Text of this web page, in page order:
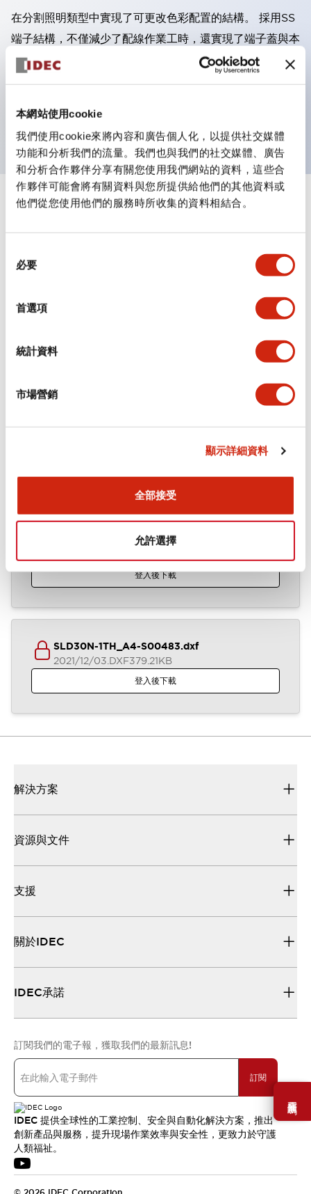
本網站使用cookie
我們使用cookie來將內容和廣告個人化，以提供社交媒體
功能和分析我們的流量。我們也與我們的社交媒體、廣告
和分析合作夥伴分享有關您使用我們網站的資料，這些合
作夥伴可能會將有關資料與您所提供給他們的其他資料或
他們從您使用他們的服務時所收集的資料相結合。
必要
首選項
統計資料
市場營銷
顯示詳細資料
全部接受
允許選擇
需要幫助嗎？
在分割照明類型中實現了可更改色彩配置的結構。 採用SS
端子結構，不僅減少了配線作業工時，還實現了端子蓋與本
體一體化結構及防止螺絲脫落的結構。 支持記名薄膜，便
得UL、c-UL及DEMKO認證。符合EN標準。
文件和檔案
CAD檔
2025/05/19
SLD30N-1TH-1-2-Bx (3D STEP)
登入後下載
SLD30N-1TH_A4-S00483.dxf
2021/12/03.DXF379.21KB
登入後下載
解決方案
資源與文件
支援
關於IDEC
IDEC承諾
訂閱我們的電子報，獲取我們的最新訊息!
訂閱
IDEC 提供全球性的工業控制、安全與自動化解決方案，推出
創新產品與服務，提升現場作業效率與安全性，更致力於守護
人類福祉。